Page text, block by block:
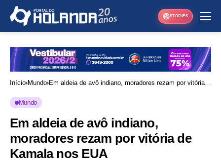
STORIES
Início Mundo Em aldeia de avô indiano, moradores rezam por vitória
Mundo
Em aldeia de avô indiano,
moradores rezam por vitória de
Kamala nos EUA